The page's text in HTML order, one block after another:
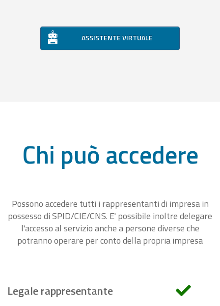
ASSISTENTE VIRTUALE
Chi può accedere
Possono accedere tutti i rappresentanti di impresa in
possesso di SPID/CIE/CNS. E' possibile inoltre delegare
l'accesso al servizio anche a persone diverse che
potranno operare per conto della propria impresa
Legale rappresentante